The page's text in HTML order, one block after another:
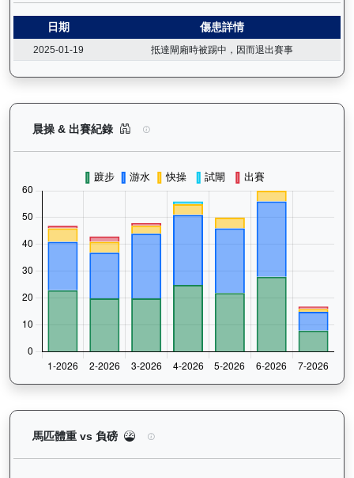
日期 傷患詳情
2025-01-19 抵達閘廂時被踢中，因而退出賽事
晨操 & 出賽紀錄 加州本事（J370）— 晨操及出賽紀錄圖
馬匹體重 vs 負磅 加州本事（J370）— 馬匹體重與負磅